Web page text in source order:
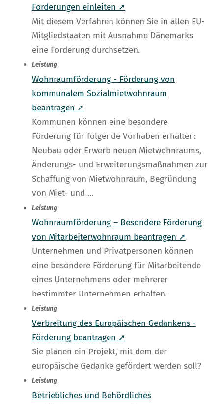
Forderungen einleiten ➚
Mit diesem Verfahren können Sie in allen EU-
Mitgliedstaaten mit Ausnahme Dänemarks
eine Forderung durchsetzen.
Leistung
Wohnraumförderung - Förderung von
kommunalem Sozialmietwohnraum
beantragen ➚
Kommunen können eine besondere
Förderung für folgende Vorhaben erhalten:
Neubau oder Erwerb neuen Mietwohnraums,
Änderungs- und Erweiterungsmaßnahmen zur
Schaffung von Mietwohnraum, Begründung
von Miet- und …
Leistung
Wohnraumförderung – Besondere Förderung
von Mitarbeiterwohnraum beantragen ➚
Unternehmen und Privatpersonen können
eine besondere Förderung für Mitarbeitende
eines Unternehmens oder mehrerer
bestimmter Unternehmen erhalten.
Leistung
Verbreitung des Europäischen Gedankens -
Förderung beantragen ➚
Sie planen ein Projekt, mit dem der
europäische Gedanke gefördert werden soll?
Leistung
Betriebliches und Behördliches